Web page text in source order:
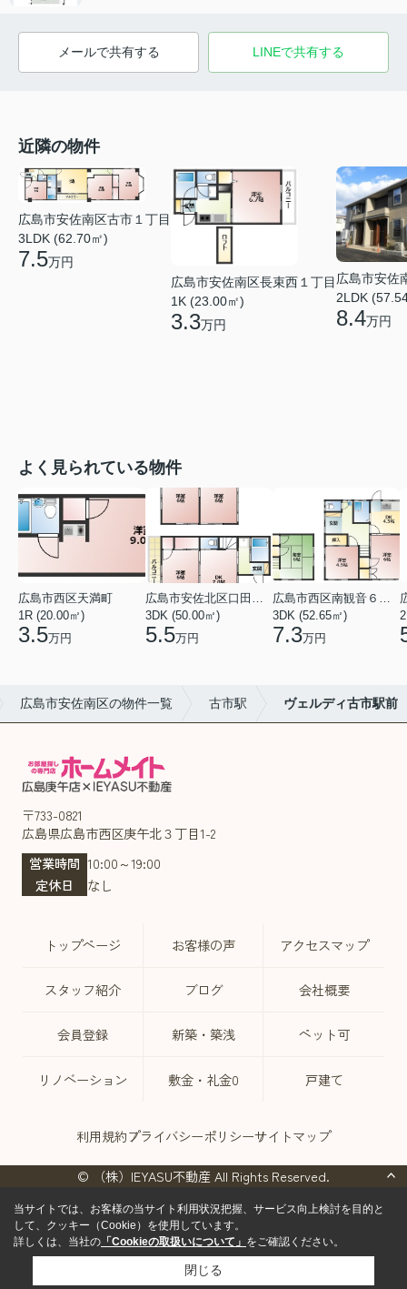
メールで共有する LINEで共有する
近隣の物件
広島市安佐南区古市１丁目
3LDK (62.70㎡)
7.5万円
広島市安佐南区長束西１丁目
1K (23.00㎡)
3.3万円
広島市安佐
2LDK
8.4万円
よく見られている物件
広島市西区天満町
1R (20.00㎡)
3.5万円
3DK (50.00㎡)
5.5万円
3DK (52.65㎡)
7.3万円
広島市安佐南区の物件一覧 古市駅 ヴェルディ古市駅前
〒733-0821
広島県広島市西区庚午北３丁目1-2
営業時間 10:00～19:00
定休日
なし
トップページ お客様の声 アクセスマップ
スタッフ紹介 ブログ 会社概要
会員登録 新築・築浅 ペット可
リノベーション 敷金・礼金0 戸建て
利用規約プライバシーポリシーサイトマップ
© （株）IEYASU不動産 All Rights Reserved.
当サイトでは、お客様の当サイト利用状況把握、サービス向上検討を目的と
して、クッキー（Cookie）を使用しています。
詳しくは、当社の 「Cookieの取扱いについて」 をご確認ください。
閉じる